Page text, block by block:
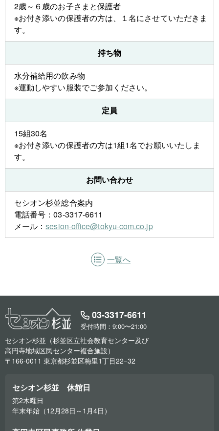
2歳～６歳のお子さまと保護者
※お付き添いの保護者の方は、１名にさせていただきま
す。
持ち物
水分補給用の飲み物
※運動しやすい服装でご参加ください。
定員
15組30名
※お付き添いの保護者の方は1組1名でお願いいたしま
す。
お問い合わせ
セシオン杉並総合案内
電話番号：03-3317-6611
メール：sesion-office@tokyu-com.co.jp
一覧へ
03-3317-6611
受付時間：9:00〜21:00
セシオン杉並（杉並区立社会教育センター及び
高円寺地域区民センター複合施設）
〒166-0011 東京都杉並区梅里1丁目22−32
セシオン杉並 休館日
第2木曜日
年末年始（12月28日～1月4日）